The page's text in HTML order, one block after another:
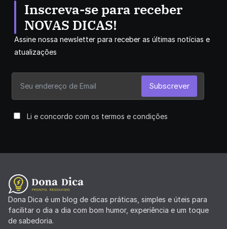
Inscreva-se para receber
NOVAS DICAS!
Assine nossa newsletter para receber as últimas notícias e
atualizações
Li e concordo com os termos e condições
Subscrever
Dona Dica é um blog de dicas práticas, simples e úteis para
facilitar o dia a dia com bom humor, experiência e um toque
de sabedoria.